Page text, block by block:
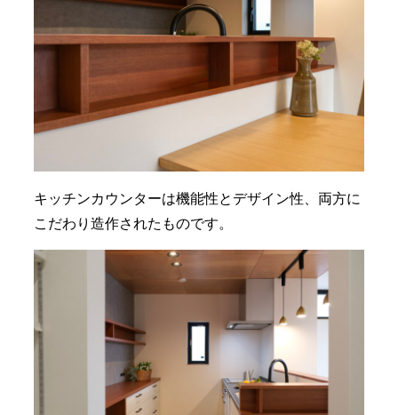
キッチンカウンターは機能性とデザイン性、両方に
こだわり造作されたものです。